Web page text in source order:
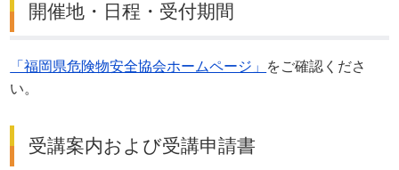
開催地・日程・受付期間
「福岡県危険物安全協会ホームページ」
をご確認くださ
い。
受講案内および受講申請書